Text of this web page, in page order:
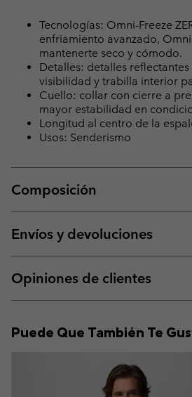
Tecnologías: Omni-Freeze
enfriamiento avanzado,
mantenerte seco y cómodo.
Detalles: detalles
visibilidad y trabilla interior
Cuello: collar con cierre a
mayor estabilidad en
Longitud al centro de la
Usos: Senderismo
Composición
Envíos y devoluciones
Opiniones de clientes
Puede Que También Te